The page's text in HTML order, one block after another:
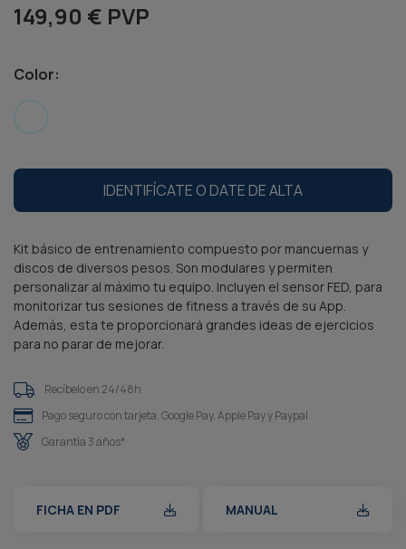
149,90 € PVP
Color:
IDENTIFÍCATE O DATE DE ALTA
Kit básico de entrenamiento compuesto por mancuernas y
discos de diversos pesos. Son modulares y permiten
personalizar al máximo tu equipo. Incluyen el sensor FED, para
monitorizar tus sesiones de fitness a través de su App.
Además, esta te proporcionará grandes ideas de ejercicios
para no parar de mejorar.
Recíbelo en 24/48h
Pago seguro con tarjeta, Google Pay, Apple Pay y Paypal
Garantía 3 años*
FICHA EN PDF MANUAL